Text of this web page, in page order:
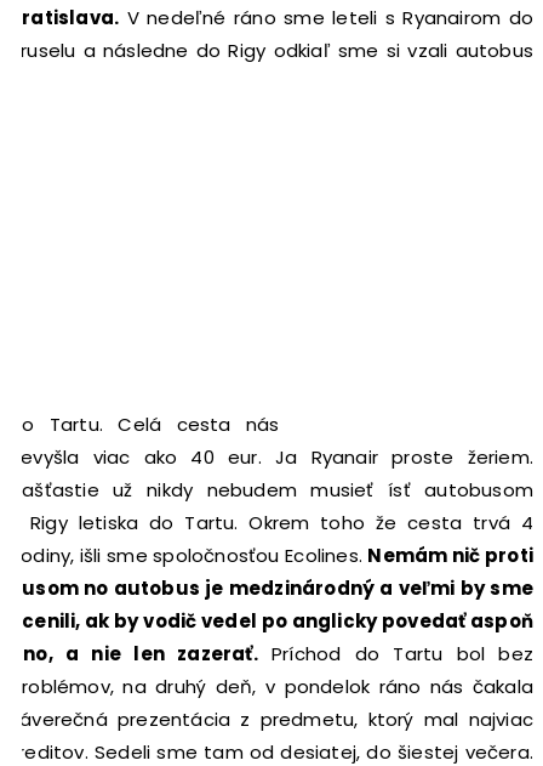
Bratislava. V nedeľné ráno sme leteli s Ryanairom do
Bruselu a následne do Rigy odkiaľ sme si vzali autobus
do Tartu. Celá cesta nás
nevyšla viac ako 40 eur. Ja Ryanair proste žeriem.
Našťastie už nikdy nebudem musieť ísť autobusom
z Rigy letiska do Tartu. Okrem toho že cesta trvá 4
hodiny, išli sme spoločnosťou Ecolines. Nemám nič proti
Rusom no autobus je medzinárodný a veľmi by sme
ocenili, ak by vodič vedel po anglicky povedať aspoň
áno, a nie len zazerať.Príchod do Tartu bol bez
problémov, na druhý deň, v pondelok ráno nás čakala
záverečná prezentácia z predmetu, ktorý mal najviac
kreditov. Sedeli sme tam od desiatej, do šiestej večera.